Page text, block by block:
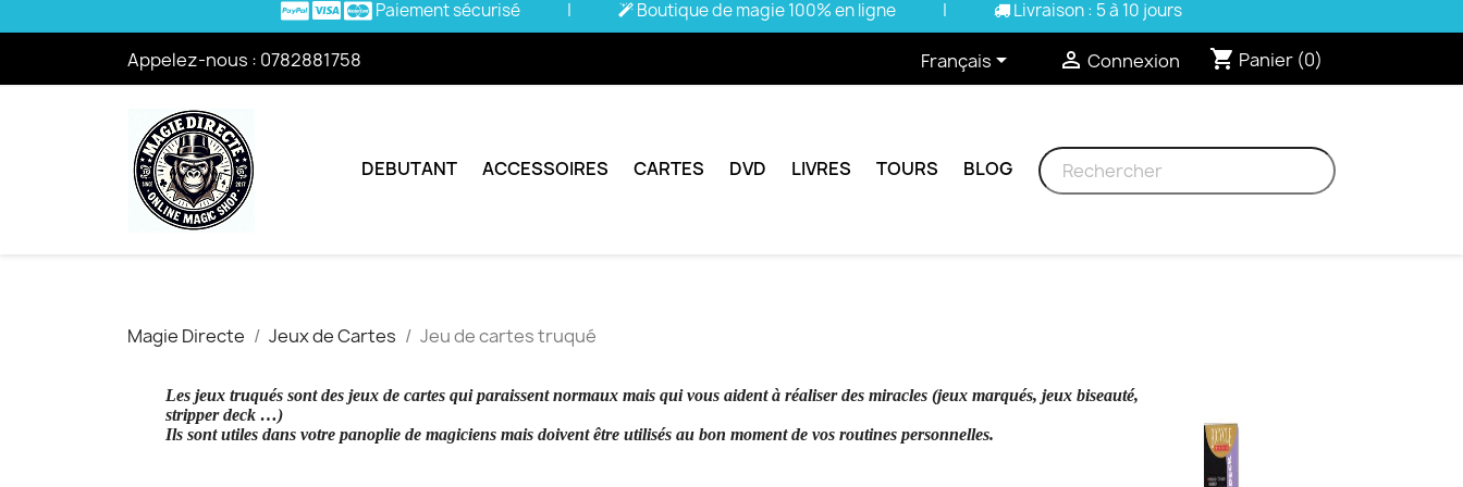
Paiement sécurisé | Boutique de magie 100% en ligne | Livraison : 5 à 10 jours
Appelez-nous : 0782881758 Français  Connexion shopping_cart Panier (0)
DEBUTANT ACCESSOIRES CARTES DVD LIVRES TOURS BLOG
Magie Directe Jeux de Cartes Jeu de cartes truqué
Les jeux truqués sont des jeux de cartes qui paraissent normaux mais qui vous aident à réaliser des miracles (jeux marqués, jeux biseauté,
stripper deck …)
Ils sont utiles dans votre panoplie de magiciens mais doivent être utilisés au bon moment de vos routines personnelles.